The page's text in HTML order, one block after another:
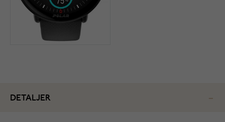
DETALJER